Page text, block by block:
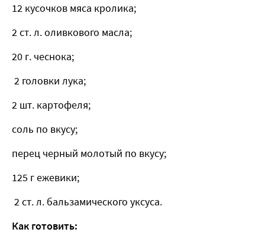
12 кусочков мяса кролика;
2 ст. л. оливкового масла;
20 г. чеснока;
2 головки лука;
2 шт. картофеля;
соль по вкусу;
перец черный молотый по вкусу;
125 г ежевики;
2 ст. л. бальзамического уксуса.
Как готовить: